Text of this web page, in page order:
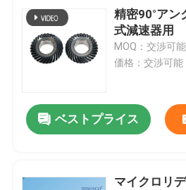
精密90°アン
式減速器用
MOQ：交渉可能
価格：交渉可能
ベストプライス
マイクロリ